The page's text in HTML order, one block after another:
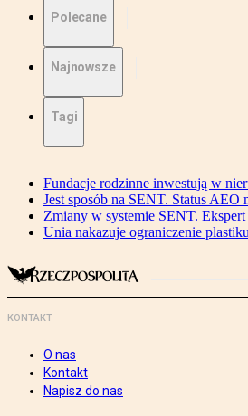
Polecane
Najnowsze
Tagi
Fundacje rodzinne inwestują w
Jest sposób na SENT. Status AEO
Zmiany w systemie SENT.
Unia nakazuje ograniczenie
KONTAKT
O nas
Kontakt
Napisz do nas